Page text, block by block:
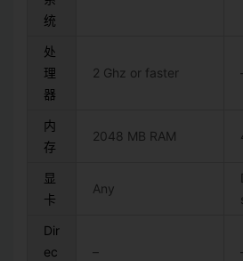
统
处
理
器
2 Ghz or faster
内
存
2048 MB RAM
显
卡
Any
Dir
ec
–